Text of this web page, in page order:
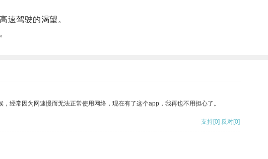
驾驶的渴望。
经常因为网速慢而无法正常使用网络，现在有了这个app，我再也不用担心了。
支持[0] 反对[0]